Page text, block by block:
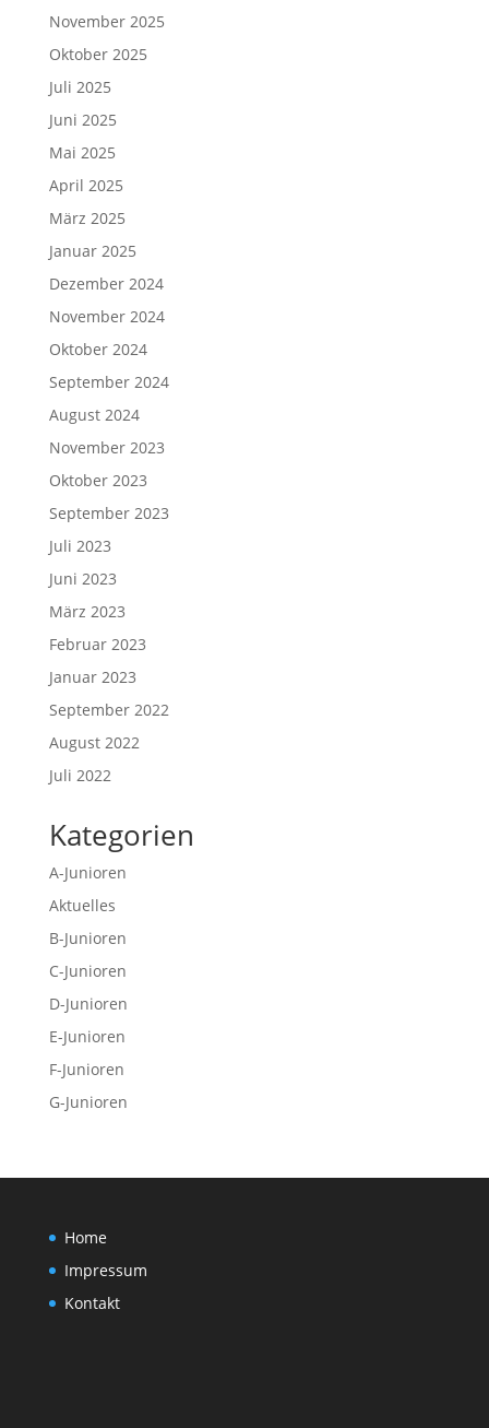
November 2025
Oktober 2025
Juli 2025
Juni 2025
Mai 2025
April 2025
März 2025
Januar 2025
Dezember 2024
November 2024
Oktober 2024
September 2024
August 2024
November 2023
Oktober 2023
September 2023
Juli 2023
Juni 2023
März 2023
Februar 2023
Januar 2023
September 2022
August 2022
Juli 2022
Kategorien
A-Junioren
Aktuelles
B-Junioren
C-Junioren
D-Junioren
E-Junioren
F-Junioren
G-Junioren
Home
Impressum
Kontakt